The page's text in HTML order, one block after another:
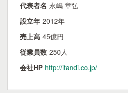
代表者名 永嶋 章弘
設立年 2012年
売上高 45億円
従業員数 250人
会社HP http://itandi.co.jp/